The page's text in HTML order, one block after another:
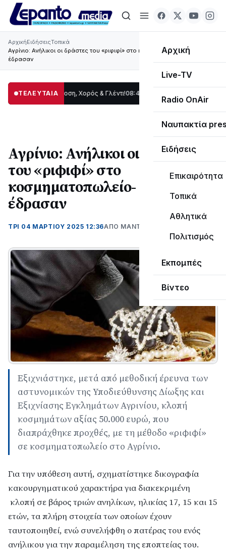
Αρχική
Live-TV
Radio OnAir
Ναυπακτία
Ειδήσεις
Επικαιρότητα
Τοπικά
Αθλητικά
Πολιτισμός
Εκπομπές
Βίντεο
ΑρχικήΕιδήσειςΤοπικά
Αγρίνιο: Ανήλικοι οι δράστες του «ριφιφί» στο κοσμηματοπωλείο- Πώς
έδρασαν
ΤΕΛΕΥΤΑΙΑ
Παράδοση, Χορός & Γλέντι! 08:41 ΤΟ ΠΑΡΤΥ ΣΥΝΕΧΙΖΕΤΑΙ…
Αγρίνιο: Ανήλικοι οι δράστες
του «ριφιφί» στο
κοσμηματοπωλείο- Πώς
έδρασαν
ΤΡΊ 04 ΜΑΡΤΊΟΥ 2025 12:36ΑΠΌ ΜΑΝΤΩ ΚΑΠΕΝΤΖΩΝΗ
Εξιχνιάστηκε, μετά από μεθοδική έρευνα των
αστυνομικών της Υποδιεύθυνσης Δίωξης και
Εξιχνίασης Εγκλημάτων Αγρινίου, κλοπή
κοσμημάτων αξίας 50.000 ευρώ, που
διαπράχθηκε προχθές, με τη μέθοδο «ριφιφί»
σε κοσμηματοπωλείο στο Αγρίνιο.
Για την υπόθεση αυτή, σχηματίστηκε δικογραφία
κακουργηματικού χαρακτήρα για διακεκριμένη
κλοπή σε βάρος τριών ανηλίκων, ηλικίας 17, 15 και 15
ετών, τα πλήρη στοιχεία των οποίων έχουν
ταυτοποιηθεί, ενώ συνελήφθη ο πατέρας του ενός
ανήλικου για την παραμέληση της εποπτείας του.